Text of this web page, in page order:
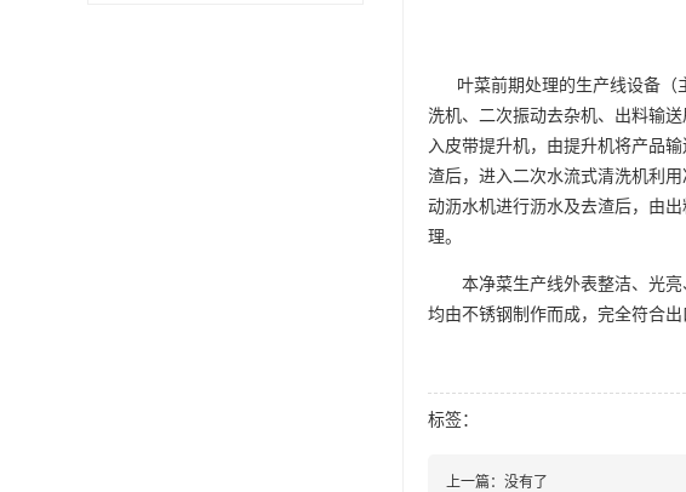
叶菜前期处理的生产线设备（
洗机、二次振动去杂机、出料输
入皮带提升机，由提升机将产品
渣后，进入二次水流式清洗机利
动沥水机进行沥水及去渣后，由
理。
本净菜生产线外表整洁、光亮
均由不锈钢制作而成，完全符合出
标签：
上一篇： 没有了